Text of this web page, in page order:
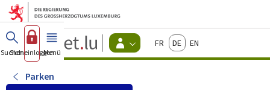
Zum Hauptmenü
Zum Inhalt
Guichet.lu
Changer
d'espace
Menu
FrançaisDeutschEnglish
Suchen
Sich einloggen
Menü Haupt-
Parken